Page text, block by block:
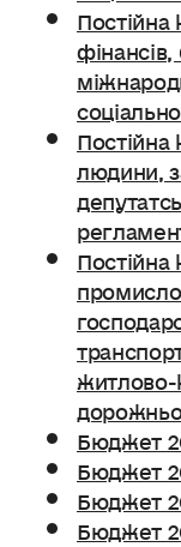
Постійна
Постійна
людини,
Постійна
житлово-
Бюджет
Бюджет
Бюджет
Бюджет